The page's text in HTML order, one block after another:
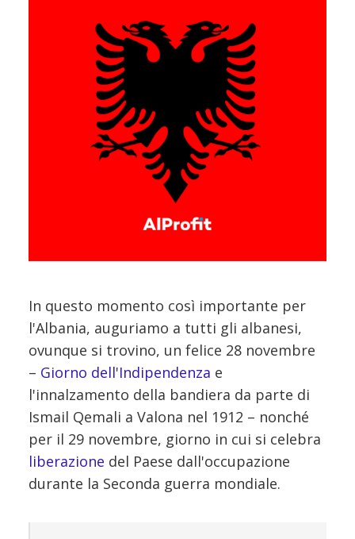
In questo momento così importante per
l'Albania, auguriamo a tutti gli albanesi,
ovunque si trovino, un felice 28 novembre
– Giorno dell'Indipendenza e
l'innalzamento della bandiera da parte di
Ismail Qemali a Valona nel 1912 – nonché
per il 29 novembre, giorno in cui si celebra
liberazione del Paese dall'occupazione
durante la Seconda guerra mondiale.